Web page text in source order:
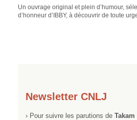
Un ouvrage original et plein d’humour,
d’honneur d’IBBY, à découvrir de toute
Newsletter CNLJ
› Pour suivre les parutions de